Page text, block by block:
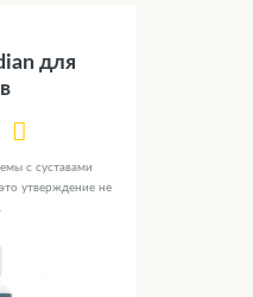
для
с суставами
утверждение не